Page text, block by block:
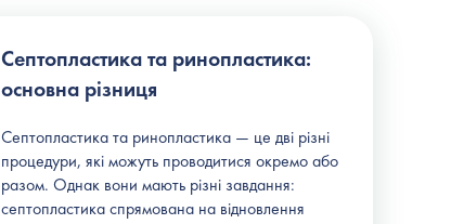
Септопластика та ринопластика:
основна різниця
Септопластика та ринопластика — це дві різні
процедури, які можуть проводитися окремо або
разом. Однак вони мають різні завдання:
септопластика спрямована на відновлення